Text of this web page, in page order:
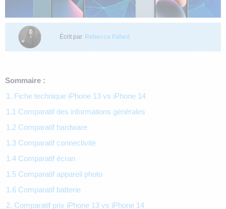
Écrit par Rebecca Fahed
Sommaire :
1. Fiche technique iPhone 13 vs iPhone 14
1.1 Comparatif des informations générales
1.2 Comparatif hardware
1.3 Comparatif connectivité
1.4 Comparatif écran
1.5 Comparatif appareil photo
1.6 Comparatif batterie
2. Comparatif prix iPhone 13 vs iPhone 14